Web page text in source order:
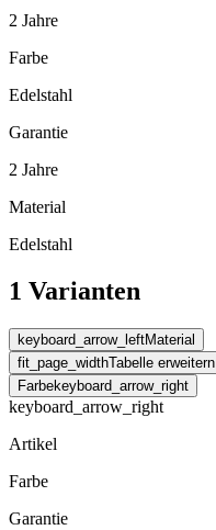
2 Jahre
Farbe
Edelstahl
Garantie
2 Jahre
Material
Edelstahl
1 Varianten
keyboard_arrow_leftMaterial
fit_page_widthTabelle erweitern
Farbekeyboard_arrow_right
keyboard_arrow_right
Artikel
Farbe
Garantie